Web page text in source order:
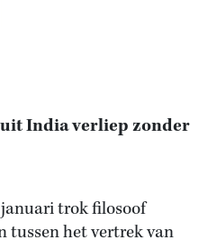
India verliep zonder
trok filosoof
tussen het vertrek van